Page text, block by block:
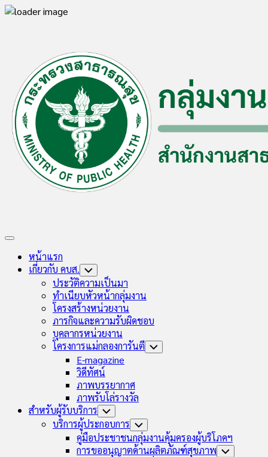
Expand
หน้าแรก
เกี่ยวกับ คบส. Toggle
Child
Menu
ประวัติความเป็นมา
ทำเนียบหัวหน้ากลุ่มงาน
โครงสร้างหน่วยงาน
ภารกิจและความรับผิดชอบ
บุคลากรหน่วยงาน
โครงการแม่กลองการันตี Toggle
E-magazine
วิดีทัศน์
ภาพบรรยากาศ
ภาพรับโล่รางวัล
สำหรับผู้รับบริการ Toggle
Child
Menu
บริการผู้ประกอบการ Toggle
Child
Menu
คู่มือประชาชนกลุ่มงานคุ้มครองผู้บริโภคฯ
การขออนุญาตด้านผลิตภัณฑ์สุขภาพ Toggle